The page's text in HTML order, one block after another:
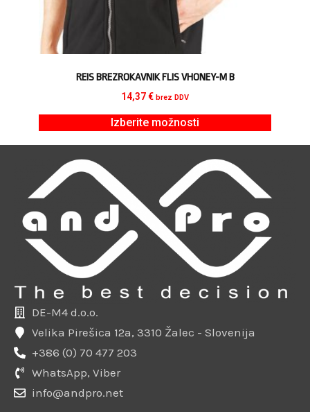
REIS BREZROKAVNIK FLIS VHONEY-M B
14,37€ brez DDV
Izberite možnosti
DE-M4 d.o.o.
Velika Pirešica 12a, 3310 Žalec - Slovenija
+386 (0) 70 477 203
WhatsApp, Viber
info@andpro.net